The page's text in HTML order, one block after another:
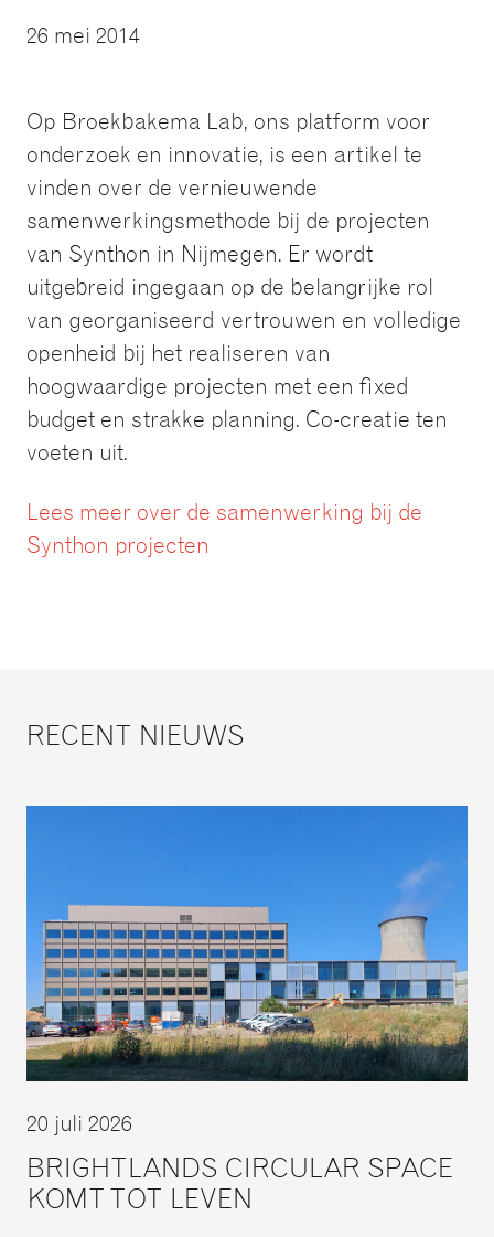
26 mei 2014
Op Broekbakema Lab, ons platform voor
onderzoek en innovatie, is een artikel te
vinden over de vernieuwende
samenwerkingsmethode bij de projecten
van Synthon in Nijmegen. Er wordt
uitgebreid ingegaan op de belangrijke rol
van georganiseerd vertrouwen en volledige
openheid bij het realiseren van
hoogwaardige projecten met een fixed
budget en strakke planning. Co-creatie ten
voeten uit.
Lees meer over de samenwerking bij de
Synthon projecten
RECENT NIEUWS
20 juli 2026
BRIGHTLANDS CIRCULAR SPACE
KOMT TOT LEVEN